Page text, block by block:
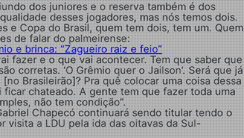
dos juniores e o reserva também é dos
desses jogadores, mas nós temos dois.
e Copa do Brasil, quem tem dois, tem um. Quem
de falar do palmeirense:
e brinca: “Zagueiro raiz e feio”
fazer e o que vai acontecer. Tem que saber que
corretas. ‘O Grêmio quer o Jailson’. Será que já
Brasileirão]? Pra quê colocar uma coisa dessa
chateado. A gente tem que fazer toda uma
não tem condição”.
Chapecó continuará sendo titular tendo o
visita a LDU pela ida das oitavas da Sul-